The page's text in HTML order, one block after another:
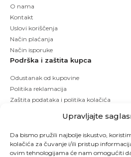
Upravljajte
Da bismo pružili najbolje iskustvo,
kolačića za čuvanje i/ili pristup
ovim tehnologijama će nam omogućiti
O nama
Kontakt
Uslovi koriščenja
Način plaćanja
Način isporuke
Podrška i zaštita kupca
Odustanak od kupovine
Politika reklamacija
Zaštita podataka i politika kolačića